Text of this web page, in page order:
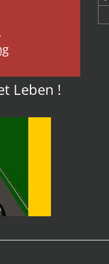
Leben !